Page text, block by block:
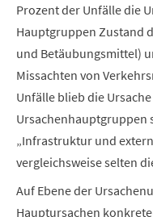
Prozent der Unfälle die
Hauptgruppen Zustand
und Betäubungsmittel)
Missachten von
Unfälle blieb die
Ursachenhauptgruppen
„Infrastruktur und
vergleichsweise selten
Auf Ebene der
Hauptursachen